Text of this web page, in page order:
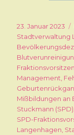
Veröffentlicht
am
23. Januar 2023
Stadtverwaltung
Management
Mißbildungen an
Stuckmann (SPD)
SPD-
Langenhagen